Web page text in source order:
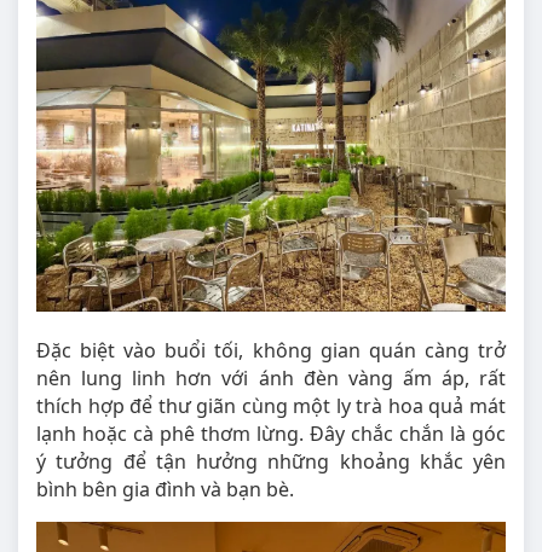
Đặc biệt vào buổi tối, không gian quán càng trở
nên lung linh hơn với ánh đèn vàng ấm áp, rất
thích hợp để thư giãn cùng một ly trà hoa quả mát
lạnh hoặc cà phê thơm lừng. Đây chắc chắn là góc
ý tưởng để tận hưởng những khoảng khắc yên
bình bên gia đình và bạn bè.